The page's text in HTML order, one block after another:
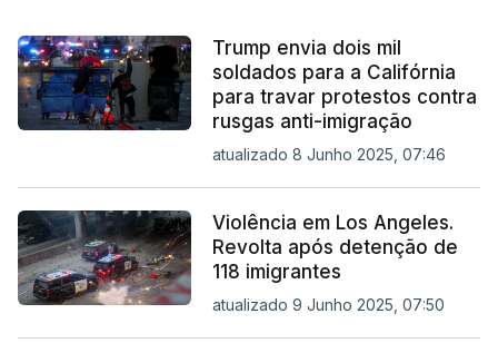
Trump envia dois mil
soldados para a Califórnia
para travar protestos contra
rusgas anti-imigração
atualizado 8 Junho 2025, 07:46
Violência em Los Angeles.
Revolta após detenção de
118 imigrantes
atualizado 9 Junho 2025, 07:50